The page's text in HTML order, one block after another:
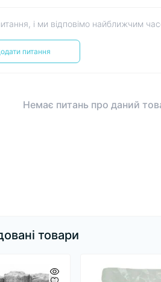
і ми відповімо найближчим
питання
Немає питань про даний
товари